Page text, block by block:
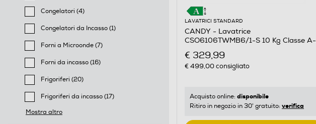
Filtra per Categoria: Cantinette
Congelatori (4)
Filtra per Categoria: Congelatori
Congelatori da Incasso (1)
Filtra per Categoria: Congelatori da Incasso
Forni a Microonde (7)
Filtra per Categoria: Forni a Microonde
Forni da incasso (16)
Filtra per Categoria: Forni da incasso
Frigoriferi (20)
Filtra per Categoria: Frigoriferi
Frigoriferi da incasso (17)
Filtra per Categoria: Frigoriferi da incasso
Mostra altro
LAVATRICI STANDARD
CANDY - Lavatrice
CSO6106TWMB6/1-S 10 Kg Classe A-
€ 329,99
€ 499,00consigliato
Acquisto online: disponibile
Ritiro in negozio in 30' gratuito: verifica